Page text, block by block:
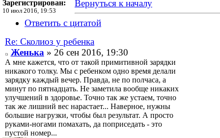
Зарегистрирован:
10 июл 2016, 19:53
Вернуться к началу
Ответить с цитатой
Re: Сколиоз у ребенка
Женька» 26 сен 2016, 19:30
А мне кажется, что от такой примитивной зарядки
никакого толку. Мы с ребенком одно время делали
зарядку каждый вечер. Правда, не по полчаса, а
минут по пятнадцать. Не заметила вообще никаких
улучшений в здоровье. Точно так же устаем, точно
так же лишний вес нарастает... Наверное, нужны
большие нагрузки, чтобы был результат. А просто
руками-ногами помахать, да поприседать - это
пустой номер...